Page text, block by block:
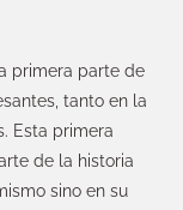
primera parte de
tanto en la
Esta primera
de la historia
sino en su